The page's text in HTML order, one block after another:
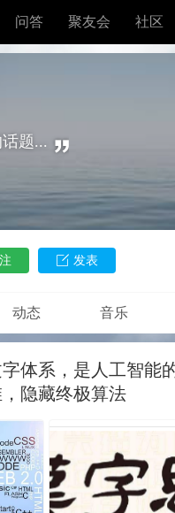
问答 聚友会 社区
题...
发表
动态 音乐
体系，是人工智能
隐藏终极算法